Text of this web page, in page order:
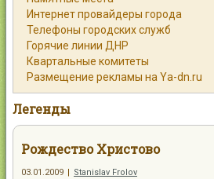
Работа
Объявления
Помощь
Контакты
Интернет провайдеры города
Телефоны городских служб
Горячие линии ДНР
Квартальные комитеты
Размещение рекламы на Ya-dn.ru
Легенды
Рождество Христово
03.01.2009 | Stanislav Frolov